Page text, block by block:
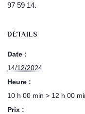
97 59 14.
DÉTAILS
Date :
14/12/2024
Heure :
10 h 00 min > 12 h 00
Prix :